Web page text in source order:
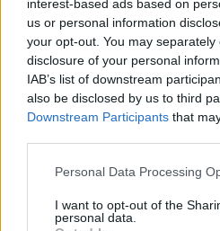
interest-based ads based on
us or personal information
your opt-out. You may
disclosure of your personal
IAB’s list of downstream
also be disclosed by us to third
Downstream Participants that
Personal Data Processing
I want to opt-out of the
personal data.
ÚLTIMES NOTÍCIES
Els vestits
enguany
40 peces a
31 de juliol de
per a gaudir